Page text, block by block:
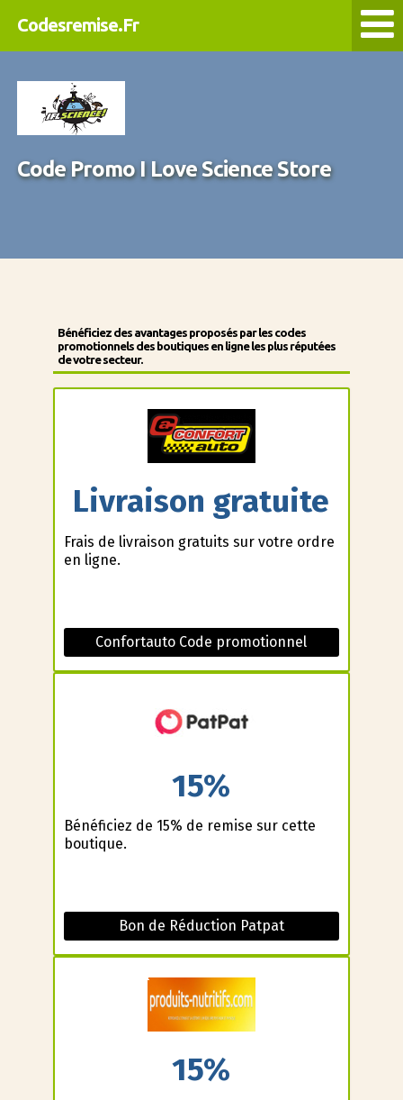
Codesremise.Fr
Code Promo I Love Science Store
Bénéficiez des avantages proposés par les codes
promotionnels des boutiques en ligne les plus réputées
de votre secteur.
Livraison gratuite
Frais de livraison gratuits sur votre ordre
en ligne.
Confortauto Code promotionnel
15%
Bénéficiez de 15% de remise sur cette
boutique.
Bon de Réduction Patpat
15%